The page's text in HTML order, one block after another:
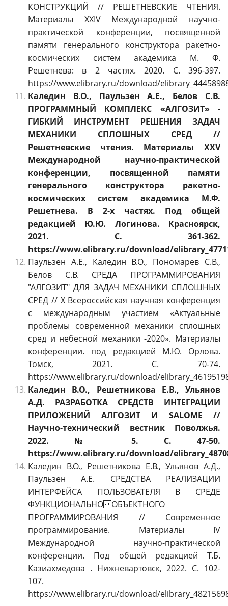
КОНСТРУКЦИЙ // РЕШЕТНЕВСКИЕ ЧТЕНИЯ.
Материалы XXIV Международной научно-
практической конференции, посвященной
памяти генерального конструктора ракетно-
космических систем академика М. Ф.
Решетнева: в 2 частях. 2020. С. 396-397.
https://www.elibrary.ru/download/
Каледин В.О., Паульзен А.Е., Белов С.В.
ПРОГРАММНЫЙ КОМПЛЕКС «АЛГОЗИТ» -
ГИБКИЙ ИНСТРУМЕНТ РЕШЕНИЯ ЗАДАЧ
МЕХАНИКИ СПЛОШНЫХ СРЕД //
Решетневские чтения. Материалы XXV
Международной научно-практической
конференции, посвященной памяти
генерального конструктора ракетно-
космических систем академика М.Ф.
Решетнева. В 2-х частях. Под общей
редакцией Ю.Ю. Логинова. Красноярск,
2021. С. 361-362.
https://www.elibrary.ru/download/
Паульзен А.Е., Каледин В.О., Пономарев С.В.,
Белов С.В. СРЕДА ПРОГРАММИРОВАНИЯ
"АЛГОЗИТ" ДЛЯ ЗАДАЧ МЕХАНИКИ СПЛОШНЫХ
СРЕД // X Всероссийская научная конференция
с международным участием «Актуальные
проблемы современной механики сплошных
сред и небесной механики -2020». Материалы
конференции. под редакцией М.Ю. Орлова.
Томск, 2021. С. 70-74.
https://www.elibrary.ru/download/
Каледин В.О., Решетникова Е.В., Ульянов
А.Д. РАЗРАБОТКА СРЕДСТВ ИНТЕГРАЦИИ
ПРИЛОЖЕНИЙ АЛГОЗИТ И SALOME //
Научно-технический вестник Поволжья.
2022. № 5. С. 47-50.
https://www.elibrary.ru/download/
Каледин В.О., Решетникова Е.В., Ульянов А.Д.,
Паульзен А.Е. СРЕДСТВА РЕАЛИЗАЦИИ
ИНТЕРФЕЙСА ПОЛЬЗОВАТЕЛЯ В СРЕДЕ
ФУНКЦИОНАЛЬНООБЪЕКТНОГО
ПРОГРАММИРОВАНИЯ // Современное
программирование. Материалы IV
Международной научно-практической
конференции. Под общей редакцией Т.Б.
Казиахмедова . Нижневартовск, 2022. С. 102-
107.
https://www.elibrary.ru/download/